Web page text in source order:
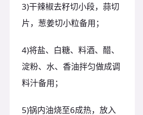
3)干辣椒去籽切小段，蒜切
片，葱姜切小粒备用；
4)将盐、白糖、料酒、醋、
淀粉、水、香油拌匀做成调
料汁备用；
5)锅内油烧至6成热，放入